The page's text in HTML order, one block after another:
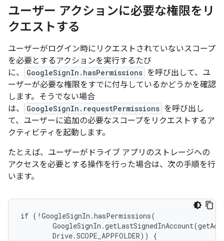
ユーザー アクションに必要な権限をリ
クエストする
ユーザーがログイン時にリクエストされていないスコープ
を必要とするアクションを実行するたび
に、
GoogleSignIn.hasPermissions を呼び出して、ユ
ーザーが必要な権限をすでに付与しているかどうかを確認
します。そうでない場合
は、
GoogleSignIn.requestPermissions を呼び出し
て、ユーザーに追加の必要なスコープをリクエストするア
クティビティを起動します。
たとえば、ユーザーがドライブ アプリのストレージへの
アクセスを必要とする操作を行った場合は、次の手順を行
います。
if (!GoogleSignIn.hasPermissions(
        Drive.SCOPE_APPFOLDER)) {